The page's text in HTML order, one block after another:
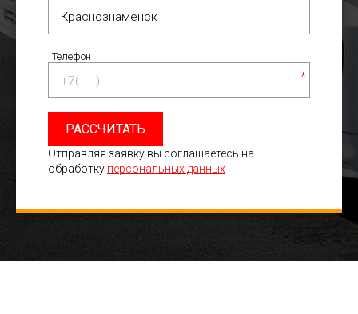
Телефон
*
РАССЧИТАТЬ
Отправляя заявку вы соглашаетесь на
обработку персональных данных